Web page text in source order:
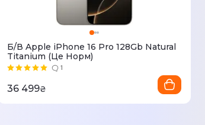
Б/В Apple iPhone 16 Pro 128Gb Natural
Titanium (Це Норм)
1
36 499₴